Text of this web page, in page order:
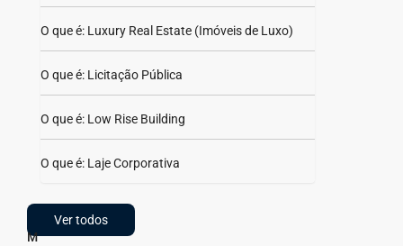
O que é: Luxury Real Estate (Imóveis de Luxo)
O que é: Licitação Pública
O que é: Low Rise Building
O que é: Laje Corporativa
Ver todos
M